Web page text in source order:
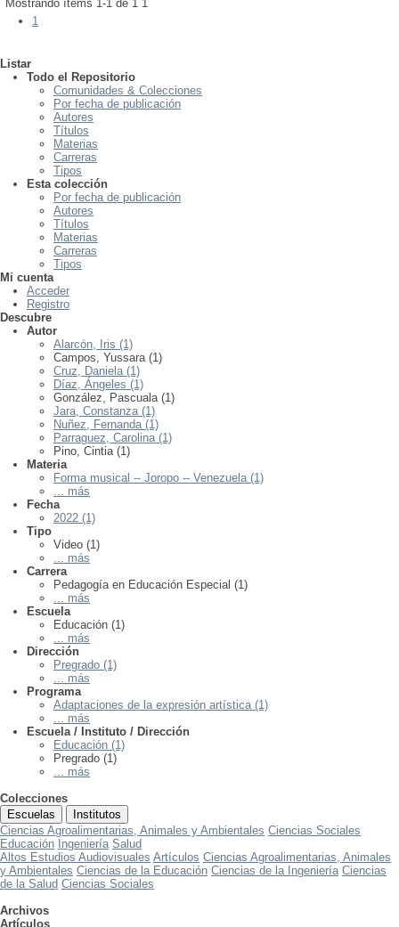
Mostrando ítems 1-1 de 1 1
1
Listar
Todo el Repositorio
Comunidades & Colecciones
Por fecha de publicación
Autores
Títulos
Materias
Carreras
Tipos
Esta colección
Por fecha de publicación
Autores
Títulos
Materias
Carreras
Tipos
Mi cuenta
Acceder
Registro
Descubre
Autor
Alarcón, Iris (1)
Campos, Yussara (1)
Cruz, Daniela (1)
Díaz, Ángeles (1)
González, Pascuala (1)
Jara, Constanza (1)
Nuñez, Fernanda (1)
Parraguez, Carolina (1)
Pino, Cintia (1)
Materia
Forma musical -- Joropo -- Venezuela (1)
... más
Fecha
2022 (1)
Tipo
Video (1)
... más
Carrera
Pedagogía en Educación Especial (1)
... más
Escuela
Educación (1)
... más
Dirección
Pregrado (1)
... más
Programa
Adaptaciones de la expresión artística (1)
... más
Escuela / Instituto / Dirección
Educación (1)
Pregrado (1)
... más
Colecciones
Escuelas
Institutos
Ciencias Agroalimentarias, Animales y Ambientales Ciencias Sociales
Educación Ingeniería Salud
Altos Estudios Audiovisuales Artículos Ciencias Agroalimentarias, Animales
y Ambientales Ciencias de la Educación Ciencias de la Ingeniería Ciencias
de la Salud Ciencias Sociales
Archivos
Artículos